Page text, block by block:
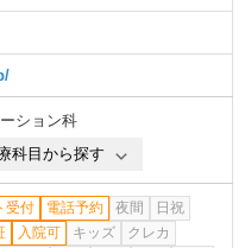
ション科
科目から探す
受付 電話予約 夜間
日祝
入院可 キッズ
クレカ